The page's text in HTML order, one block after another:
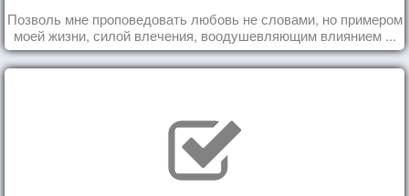
Позволь мне проповедовать любовь не словами, но примером
моей жизни, силой влечения, воодушевляющим влиянием ...